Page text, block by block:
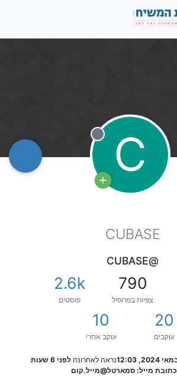
C מנותק
CUBASE
@CUBASE
790
צפיות בפרופיל
2.6k
פוסטים
20
עוקבים
10
עוקב אחרי
נראה לאחרונה לפני 6 שעות
כתובת מייל: סמארטל@מייל.קום